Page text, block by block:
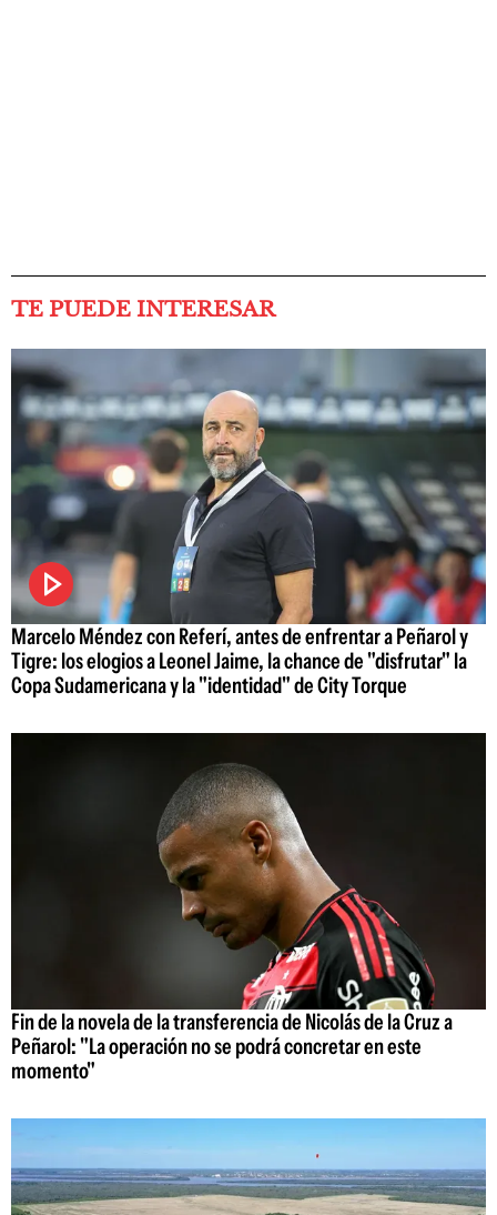
TE PUEDE INTERESAR
Marcelo Méndez con Referí, antes de enfrentar a Peñarol y
Tigre: los elogios a Leonel Jaime, la chance de "disfrutar" la
Copa Sudamericana y la "identidad" de City Torque
Fin de la novela de la transferencia de Nicolás de la Cruz a
Peñarol: "La operación no se podrá concretar en este
momento"